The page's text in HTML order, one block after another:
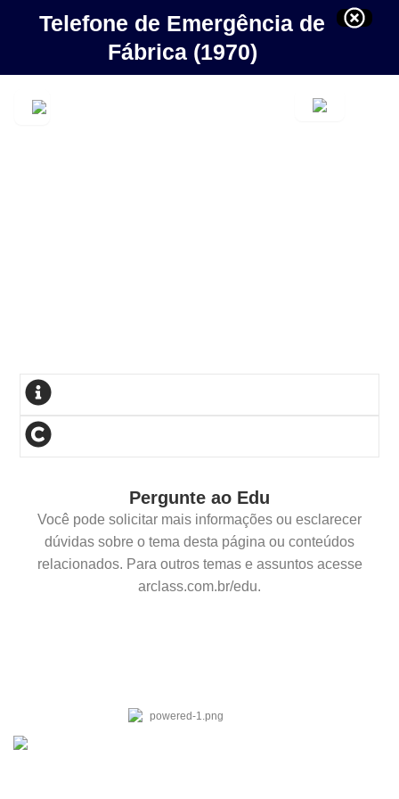
Telefone de Emergência de
Fábrica (1970)
Pergunte ao Edu
Você pode solicitar mais informações ou esclarecer
dúvidas sobre o tema desta página ou conteúdos
relacionados. Para outros temas e assuntos acesse
arclass.com.br/edu.